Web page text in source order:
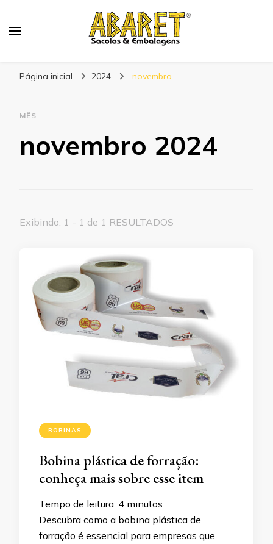
Página inicial 2024 novembro
MÊS
novembro 2024
Exibindo: 1 - 1 de 1 RESULTADOS
BOBINAS
Bobina plástica de forração:
conheça mais sobre esse item
Tempo de leitura: 4 minutos
Descubra como a bobina plástica de
forração é essencial para empresas que